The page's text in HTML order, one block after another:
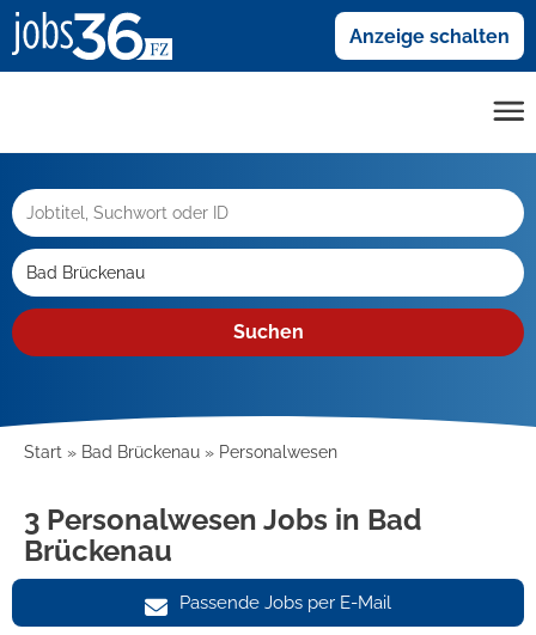
Anzeige schalten
Suchen
Start Bad Brückenau Personalwesen
3 Personalwesen Jobs in Bad
Brückenau
Passende Jobs per E-Mail